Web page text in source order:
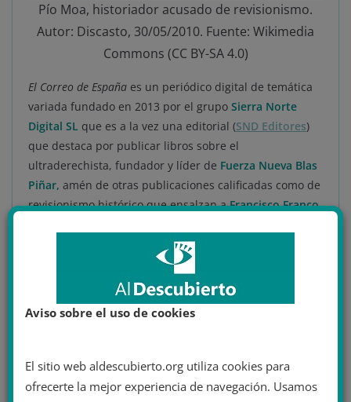
Pío Moa, historiador acusado de revisionismo.
Autor: Discasto, 30/05/2010. Fuente: Wikimedia
Commons (CC BY-SA 4.0)
El Correo de España es un periódico digital de temática
variada fundado en 2013 por el grupo Sierra Norte
Digital SL que es a la vez una editorial (SND Editores)
que destaca por publicar libros sobre el
ultraderechista, fundador y líder de Fuerza Nueva Blas
Piñar, amén de otras publicaciones calificadas como de
revisionismo histórico que ensalzan aFrancisco Franco
Alvaro Romero Ferreiro
, es presentador del
Seamos Francos deRadio Ya, mientras que su
presidenta,María Isabel Fernández Pena
España
El portal ha sido señalado por sus constantes artículos
Aviso sobre el uso de cookies
El sitio web aldescubierto.org utiliza cookies para
ofrecerte la mejor experiencia de navegación. Usamos